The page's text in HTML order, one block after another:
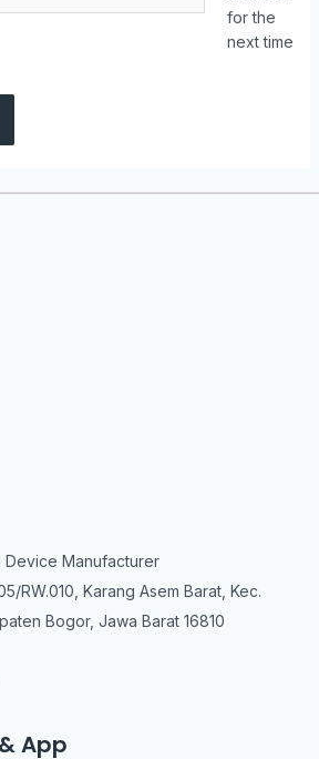
for the
next time
Device Manufacturer
RW.010, Karang Asem Barat, Kec.
Bogor, Jawa Barat 16810
App